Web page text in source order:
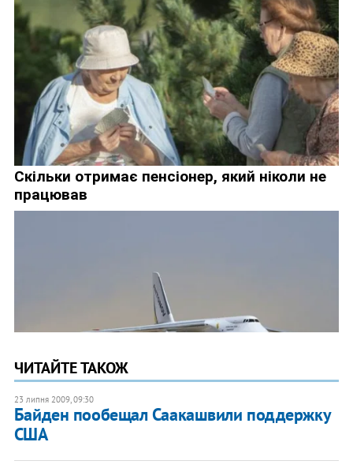
ЧИТАЙТЕ ТАКОЖ
23 липня 2009, 09:30
Байден пообещал Саакашвили поддержку
США